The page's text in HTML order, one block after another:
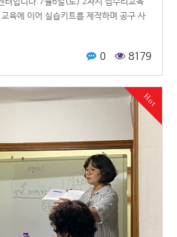
육에 이어 실습키트를 제작하며 공구 사
0 8179
Hot